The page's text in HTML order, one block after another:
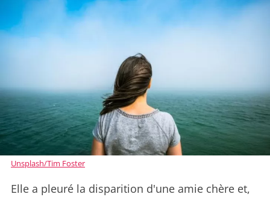
Unsplash/Tim Foster
Elle a pleuré la disparition d'une amie chère et,